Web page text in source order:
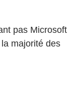
pas Microsoft
majorité des